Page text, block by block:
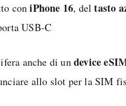
coniPhone 16, deltasto
USB-C
anche di undevice
allo slot per la SIM